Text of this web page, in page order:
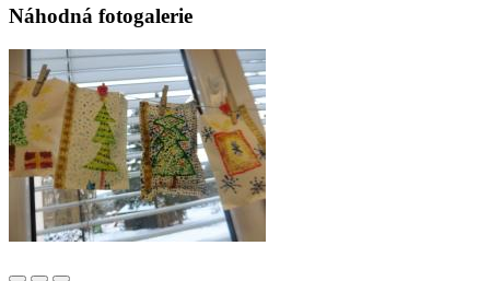
Náhodná fotogalerie